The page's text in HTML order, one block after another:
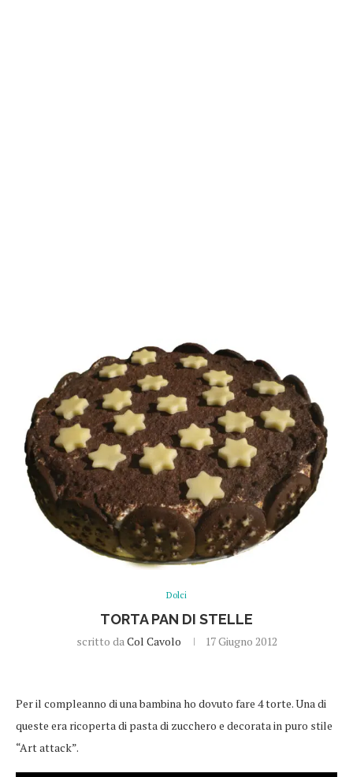
Dolci
TORTA PAN DI STELLE
scritto daCol Cavolo 17 Giugno 2012
Per il compleanno di una bambina ho dovuto fare 4 torte. Una di
queste era ricoperta di pasta di zucchero e decorata in puro stile
“Art attack”.